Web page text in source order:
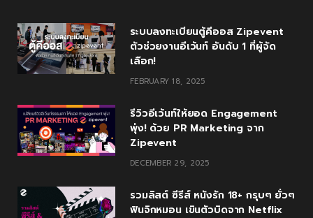
ระบบลงทะเบียนตู้คีออส Zipevent
ตัวช่วยงานอีเว้นท์ อันดับ 1 ที่ผู้จัด
เลือก!
FEBRUARY 18, 2025
รีวิวอีเว้นท์ให้ยอด Engagement
พุ่ง! ด้วย PR Marketing จาก
Zipevent
DECEMBER 29, 2025
รวมลิสต์ ซีรีส์ หนังรัก 18+ กรุบๆ ยั่วๆ
ฟินจิกหมอน เขินตัวบิดจาก Netflix